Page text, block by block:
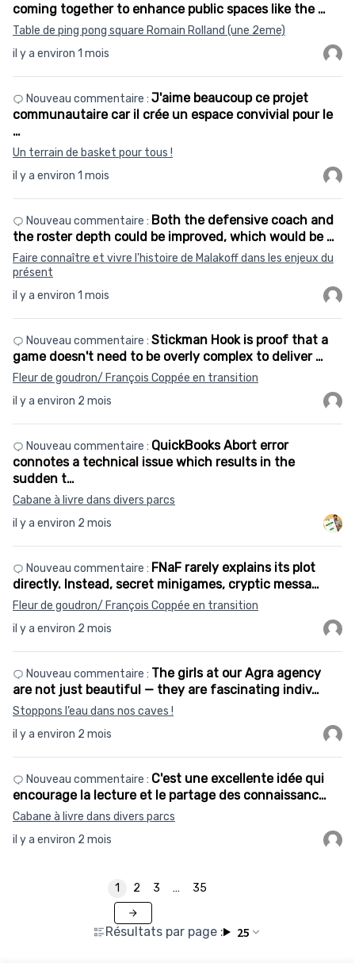
il y a environ 1 mois
coming together to enhance public spaces like the …
Table de ping pong square Romain Rolland (une 2eme)
il y a environ 1 mois
Nouveau commentaire : J'aime beaucoup ce projet
communautaire car il crée un espace convivial pour le
…
Un terrain de basket pour tous !
il y a environ 1 mois
Nouveau commentaire : Both the defensive coach and
the roster depth could be improved, which would be …
Faire connaître et vivre l'histoire de Malakoff dans les enjeux du
présent
il y a environ 2 mois
Nouveau commentaire : Stickman Hook is proof that a
game doesn't need to be overly complex to deliver …
Fleur de goudron/ François Coppée en transition
il y a environ 2 mois
Nouveau commentaire : QuickBooks Abort error
connotes a technical issue which results in the
sudden t…
Cabane à livre dans divers parcs
il y a environ 2 mois
Nouveau commentaire : FNaF rarely explains its plot
directly. Instead, secret minigames, cryptic messa…
Fleur de goudron/ François Coppée en transition
il y a environ 2 mois
Nouveau commentaire : The girls at our Agra agency
are not just beautiful — they are fascinating indiv…
Stoppons l’eau dans nos caves !
il y a environ 2 mois
Nouveau commentaire : C'est une excellente idée qui
encourage la lecture et le partage des connaissanc…
Cabane à livre dans divers parcs
Résultats par page : 25
1 2 3 … 35